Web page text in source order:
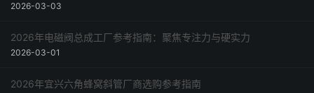
2026-03-03
2026年电磁阀总成工厂参考指南：聚焦专注力与硬实力
2026-03-01
2026年宜兴六角蜂窝斜管厂商选购参考指南